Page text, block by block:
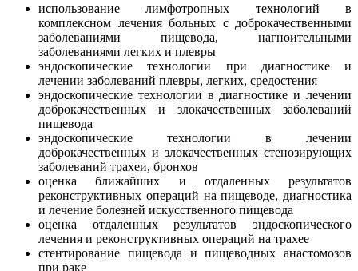
использование лимфотропных технологий в
комплексном лечения больных с доброкачественными
заболеваниями пищевода, нагноительными
заболеваниями легких и плевры
эндоскопические технологии при диагностике и
лечении заболеваний плевры, легких, средостения
эндоскопические технологии в диагностике и лечении
доброкачественных и злокачественных заболеваний
пищевода
эндоскопические технологии в лечении
доброкачественных и злокачественных стенозирующих
заболеваний трахеи, бронхов
оценка ближайших и отдаленных результатов
реконструктивных операций на пищеводе, диагностика
и лечение болезней искусственного пищевода
оценка отдаленных результатов эндоскопического
лечения и реконструктивных операций на трахее
стентирование пищевода и пищеводных анастомозов
при раке